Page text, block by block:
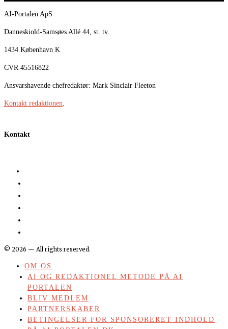
AI-Portalen ApS
Danneskiold-Samsøes Allé 44, st. tv.
1434 København K
CVR 45516822
Ansvarshavende chefredaktør: Mark Sinclair Fleeton
Kontakt redaktionen.
Kontakt
© 2026 — All rights reserved.
OM OS
AI OG REDAKTIONEL METODE PÅ AI
PORTALEN
BLIV MEDLEM
PARTNERSKABER
BETINGELSER FOR SPONSORERET INDHOLD